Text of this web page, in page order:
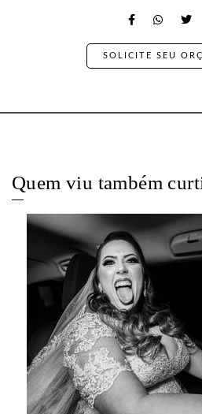
SOLICITE SEU
Quem viu também